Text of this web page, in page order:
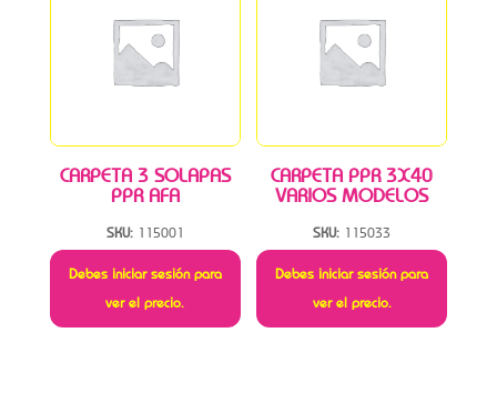
CARPETA 3 SOLAPAS
PPR AFA
SKU: 115001
Debes iniciar sesión para
ver el precio.
CARPETA PPR 3X40
VARIOS MODELOS
SKU: 115033
Debes iniciar sesión para
ver el precio.